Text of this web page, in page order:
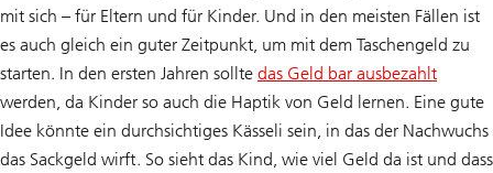
mit sich – für Eltern und für Kinder. Und in den meisten Fällen ist
es auch gleich ein guter Zeitpunkt, um mit dem Taschengeld zu
starten. In den ersten Jahren sollte das Geld bar ausbezahlt
werden, da Kinder so auch die Haptik von Geld lernen. Eine gute
Idee könnte ein durchsichtiges Kässeli sein, in das der Nachwuchs
das Sackgeld wirft. So sieht das Kind, wie viel Geld da ist und dass